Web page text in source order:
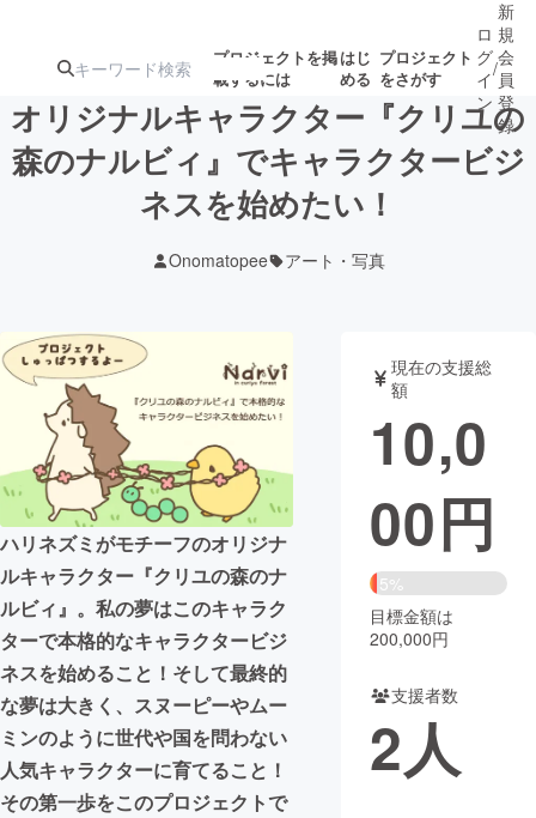
プロジェクトを掲
載するには
はじ
める
プロジェクト
をさがす
注目のリ 注目の新着プロ
ジェクト
募集終了が近いプ
テクノロジー・ガジェット
映像・映画 書籍・雑誌
ビジネス・起業 チャレンジ
まちづくり・地域活性化
CAMPFIRE for Social Good
CAMPFIRE Creation
CAMPFIREふるさと納税
コミュニティ
ロ
グ
イ
ン
/
新
規
会
員
登
録
オリジナルキャラクター『クリユの
森のナルビィ』でキャラクタービジ
ネスを始めたい！
Onomatopee アート・写真
ハリネズミがモチーフのオリジナ
ルキャラクター『クリユの森のナ
ルビィ』。私の夢はこのキャラク
ターで本格的なキャラクタービジ
ネスを始めること！そして最終的
な夢は大きく、スヌーピーやムー
ミンのように世代や国を問わない
人気キャラクターに育てること！
その第一歩をこのプロジェクトで
現在の支援総
額
10,0
00円
5%
目標金額は
200,000円
支援者数
2人